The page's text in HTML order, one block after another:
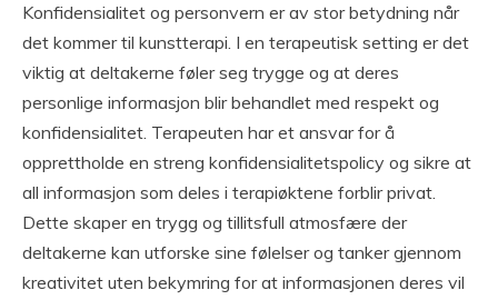
Konfidensialitet og personvern er av stor betydning når
det kommer til kunstterapi. I en terapeutisk setting er det
viktig at deltakerne føler seg trygge og at deres
personlige informasjon blir behandlet med respekt og
konfidensialitet. Terapeuten har et ansvar for å
opprettholde en streng konfidensialitetspolicy og sikre at
all informasjon som deles i terapiøktene forblir privat.
Dette skaper en trygg og tillitsfull atmosfære der
deltakerne kan utforske sine følelser og tanker gjennom
kreativitet uten bekymring for at informasjonen deres vil